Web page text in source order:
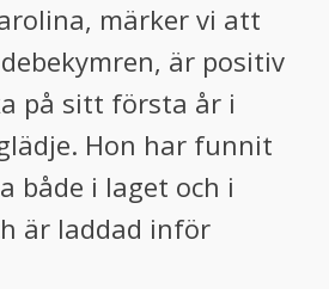
märker vi att
är positiv
på sitt första år i
Hon har funnit
både i laget och i
är laddad inför